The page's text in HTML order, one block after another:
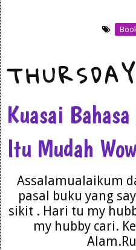
Kuasai
Itu Mudah
Assalamualaikum
pasal buku yang
sikit . Hari tu my
my hubby cari.